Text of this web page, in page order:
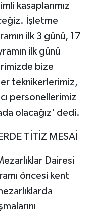
kasaplarımız
İşletme
ilk 3 günü, 17
ilk günü
bize
teknikerlerimiz,
personellerimiz
olacağız' dedi.
TİTİZ MESAİ
Dairesi
öncesi kent